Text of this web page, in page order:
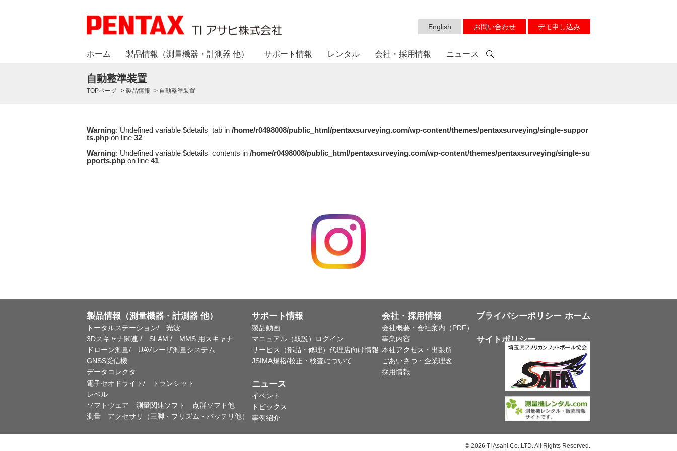
English お問い合わせ デモ申し込み
ホーム 製品情報（測量機器・計測器 他） サポート情報 レンタル 会社・採用情報 ニュース
自動整準装置
TOPページ > 製品情報 > 自動整準装置
Warning: Undefined variable $details_tab in /home/r0498008/public_html/pentaxsurveying.com/wp-content/themes/pentaxsurveying/single-suppor
ts.php on line 32
Warning: Undefined variable $details_contents in /home/r0498008/public_html/pentaxsurveying.com/wp-content/themes/pentaxsurveying/single-su
pports.php on line 41
製品情報（測量機器・計測器 他）
トータルステーション/ 光波
3Dスキャナ関連 / SLAM / MMS 用スキャナ
ドローン測量/ UAVレーザ測量システム
GNSS受信機
データコレクタ
電子セオドライト/ トランシット
レベル
ソフトウェア 測量関連ソフト 点群ソフト他
測量 アクセサリ（三脚・プリズム・バッテリ他）
サポート情報
製品動画
マニュアル（取説）ログイン
サービス（部品・修理）代理店向け情報
JSIMA規格/校正・検査について
ニュース
イベント
トピックス
事例紹介
会社・採用情報
会社概要・会社案内（PDF）
事業内容
本社アクセス・出張所
ごあいさつ・企業理念
採用情報
プライバシーポリシー
サイトポリシー
ホーム
© 2026 TI Asahi Co.,LTD. All Rights Reserved.